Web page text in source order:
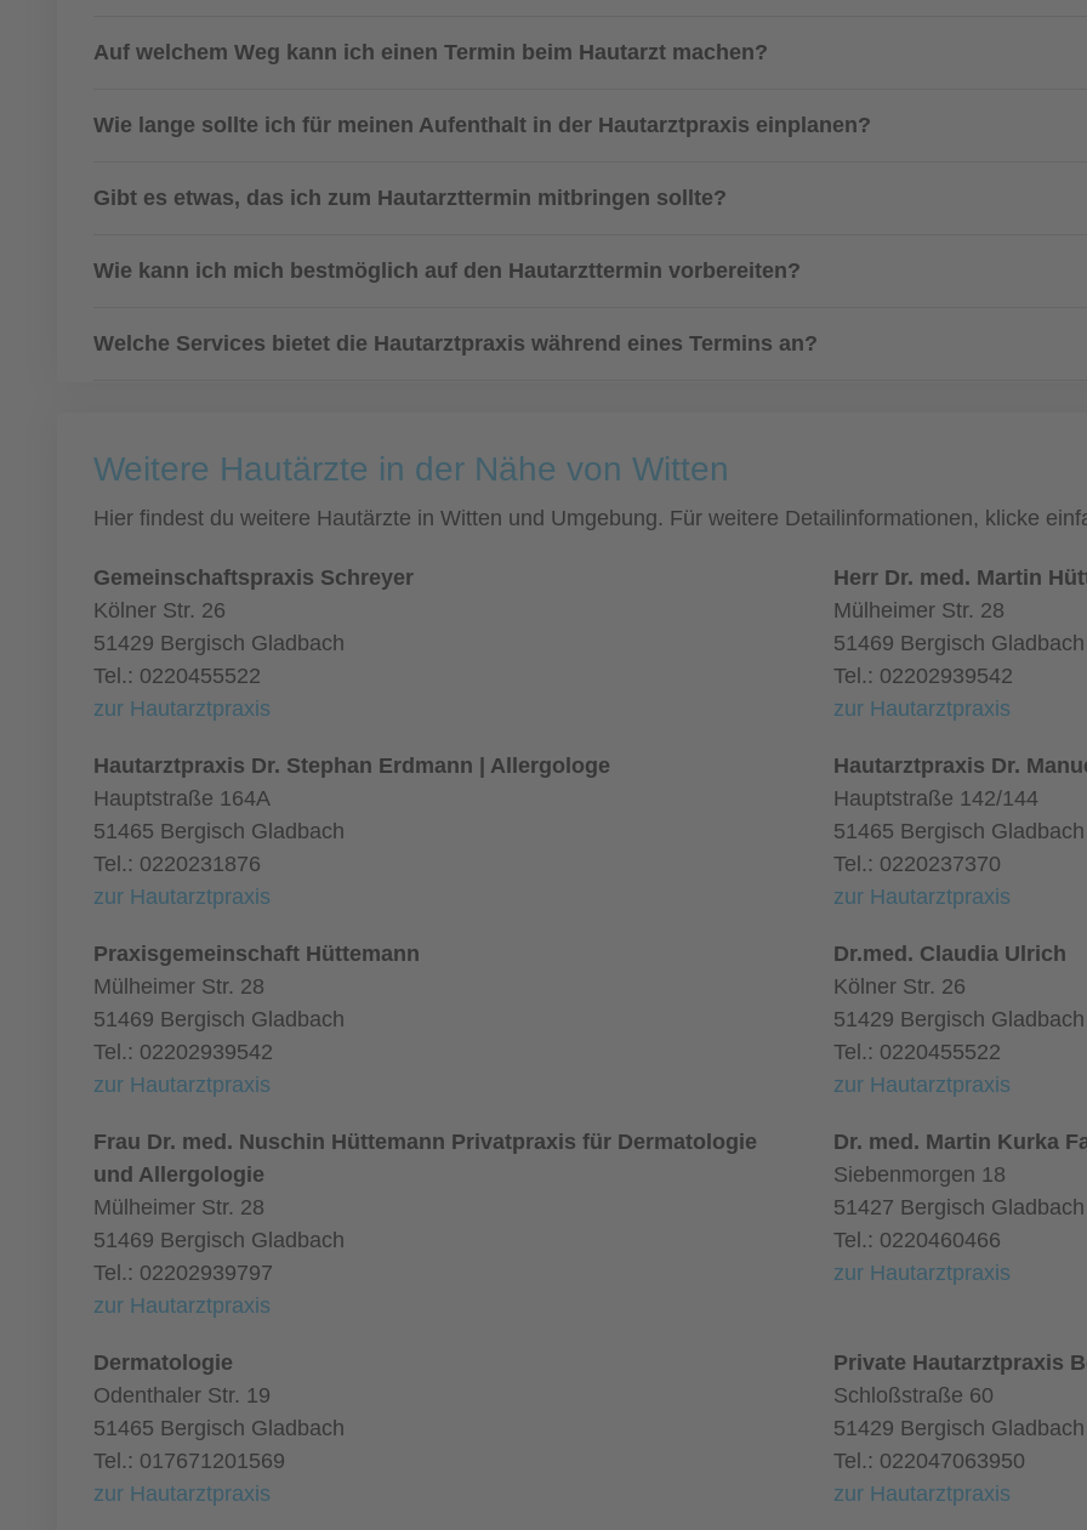
Auf welchem Weg kann ich einen Termin beim Hautarzt machen?
Wie lange sollte ich für meinen Aufenthalt in der Hautarztpraxis einplanen?
Gibt es etwas, das ich zum Hautarzttermin mitbringen sollte?
Wie kann ich mich bestmöglich auf den Hautarzttermin vorbereiten?
Welche Services bietet die Hautarztpraxis während eines Termins an?
Weitere Hautärzte in der Nähe von Witten
Hier findest du weitere Hautärzte in Witten und Umgebung. Für weitere Detailinformationen, klicke
Gemeinschaftspraxis Schreyer
Kölner Str. 26
51429 Bergisch Gladbach
Tel.: 0220455522
zur Hautarztpraxis
Herr Dr. med. Martin
Mülheimer Str. 28
51469 Bergisch Gladbach
Tel.: 02202939542
zur Hautarztpraxis
Hautarztpraxis Dr. Stephan Erdmann | Allergologe
Hauptstraße 164A
51465 Bergisch Gladbach
Tel.: 0220231876
zur Hautarztpraxis
Hautarztpraxis Dr.
Hauptstraße 142/144
51465 Bergisch Gladbach
Tel.: 0220237370
zur Hautarztpraxis
Praxisgemeinschaft Hüttemann
Mülheimer Str. 28
51469 Bergisch Gladbach
Tel.: 02202939542
zur Hautarztpraxis
Dr.med. Claudia Ulrich
Kölner Str. 26
51429 Bergisch Gladbach
Tel.: 0220455522
zur Hautarztpraxis
Frau Dr. med. Nuschin Hüttemann Privatpraxis für Dermatologie
und Allergologie
Mülheimer Str. 28
51469 Bergisch Gladbach
Tel.: 02202939797
zur Hautarztpraxis
Dr. med. Martin Kurka
Siebenmorgen 18
51427 Bergisch Gladbach
Tel.: 0220460466
zur Hautarztpraxis
Dermatologie
Odenthaler Str. 19
51465 Bergisch Gladbach
Tel.: 017671201569
zur Hautarztpraxis
Private Hautarztpraxis
Schloßstraße 60
51429 Bergisch Gladbach
Tel.: 022047063950
zur Hautarztpraxis